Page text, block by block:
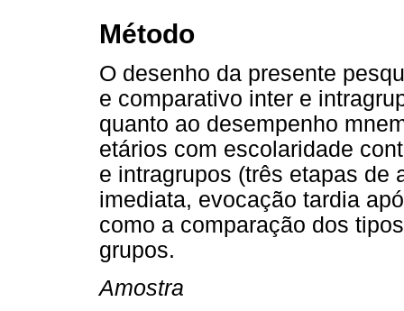
Método
O desenho da presente
e comparativo inter e
quanto ao desempenho
etários com escolaridade
e intragrupos (três etapas de
imediata, evocação tardia
como a comparação dos
grupos.
Amostra